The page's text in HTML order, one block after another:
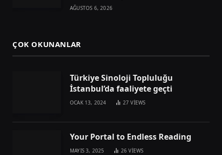
AĞUSTOS 6, 2026
ÇOK OKUNANLAR
Türkiye Sinoloji Topluluğu
İstanbul’da faaliyete geçti
OCAK 13, 2024 27VIEWS
Your Portal to Endless Reading
MAYIS 3, 2025 26VIEWS